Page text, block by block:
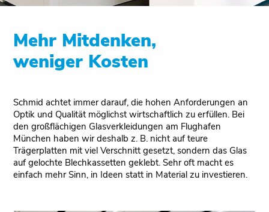
Mehr Mitdenken,
weniger Kosten
Schmid achtet immer darauf, die hohen Anforderungen an
Optik und Qualität möglichst wirtschaftlich zu erfüllen. Bei
den großflächigen Glasverkleidungen am Flughafen
München haben wir deshalb z. B. nicht auf teure
Trägerplatten mit viel Verschnitt gesetzt, sondern das Glas
auf gelochte Blechkassetten geklebt. Sehr oft macht es
einfach mehr Sinn, in Ideen statt in Material zu investieren.